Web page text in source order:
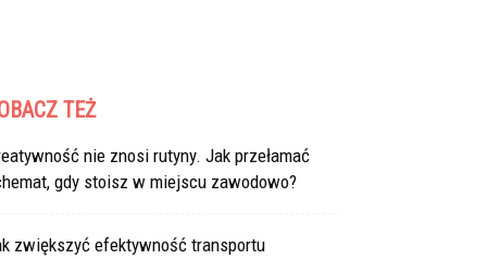
TEŻ
nie znosi rutyny. Jak przełamać
gdy stoisz w miejscu zawodowo?
zwiększyć efektywność transportu